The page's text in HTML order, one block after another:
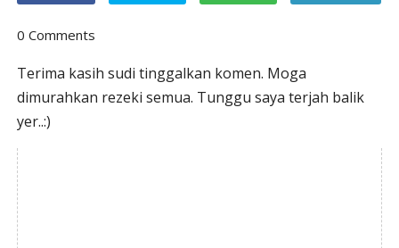
0 Comments
Terima kasih sudi tinggalkan komen. Moga
dimurahkan rezeki semua. Tunggu saya terjah balik
yer..:)